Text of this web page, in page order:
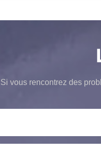
Si vous rencontrez des